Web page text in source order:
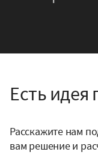
Есть идея
Расскажите нам
вам решение и